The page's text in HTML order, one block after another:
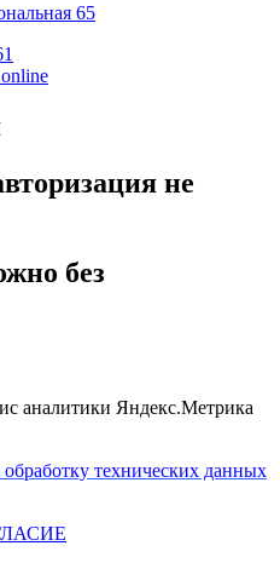
65
не
без
аналитики Яндекс.Метрика
технических данных